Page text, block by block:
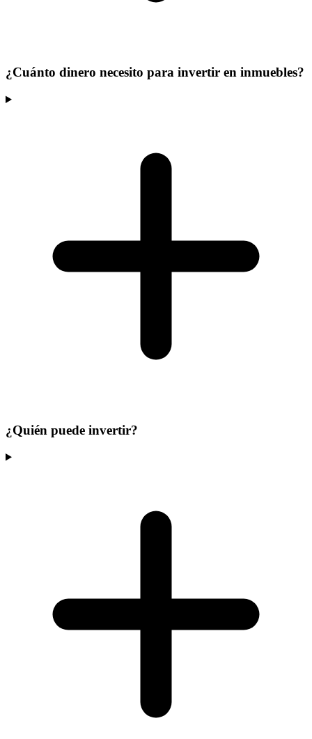
¿Cuánto dinero necesito para invertir en inmuebles?
¿Quién puede invertir?